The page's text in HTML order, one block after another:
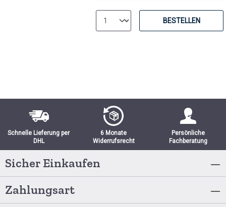
BESTELLEN
Schnelle Lieferung per
DHL
6 Monate
Widerrufsrecht
Persönliche
Fachberatung
Sicher Einkaufen
Zahlungsart